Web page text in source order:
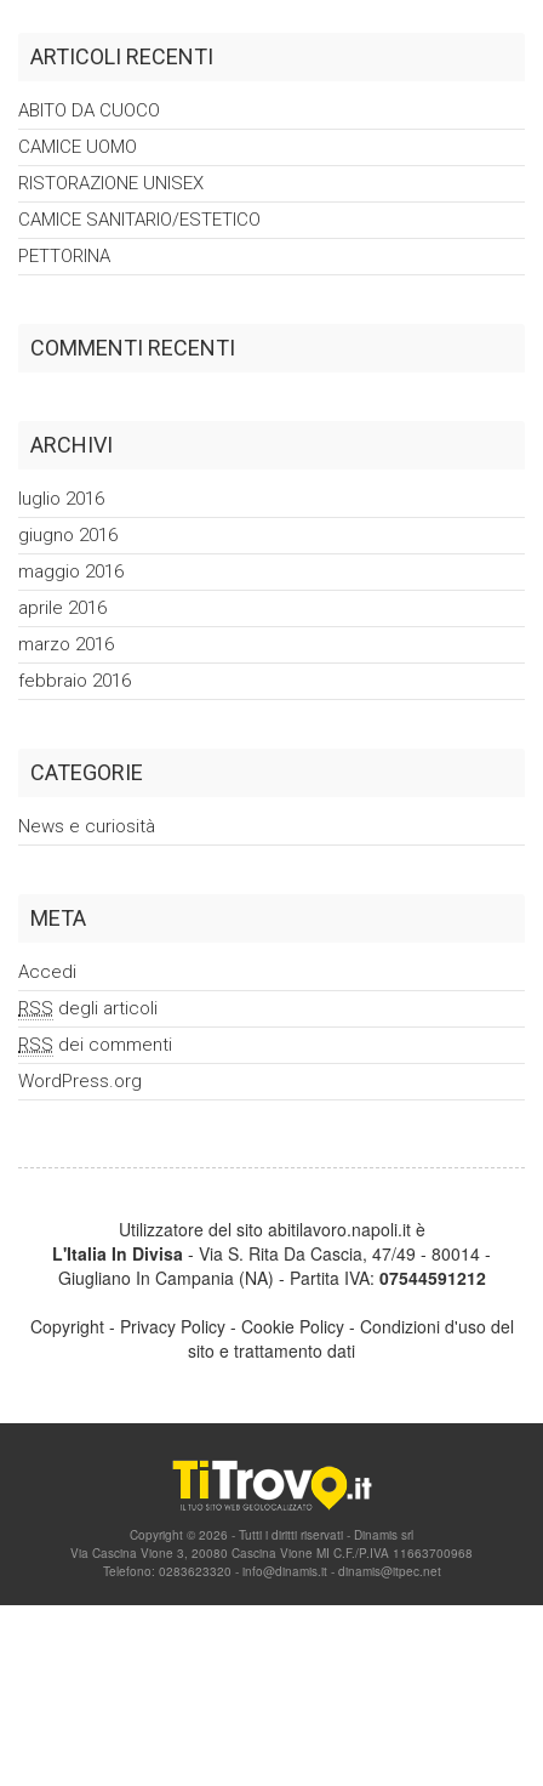
ARTICOLI RECENTI
ABITO DA CUOCO
CAMICE UOMO
RISTORAZIONE UNISEX
CAMICE SANITARIO/ESTETICO
PETTORINA
COMMENTI RECENTI
ARCHIVI
luglio 2016
giugno 2016
maggio 2016
aprile 2016
marzo 2016
febbraio 2016
CATEGORIE
News e curiosità
META
Accedi
RSS degli articoli
RSS dei commenti
WordPress.org
Utilizzatore del sito abitilavoro.napoli.it è
L'Italia In Divisa - Via S. Rita Da Cascia, 47/49 - 80014 -
Giugliano In Campania (NA) - Partita IVA: 07544591212
Copyright- Privacy Policy- Cookie Policy- Condizioni d'uso del
sito e trattamento dati